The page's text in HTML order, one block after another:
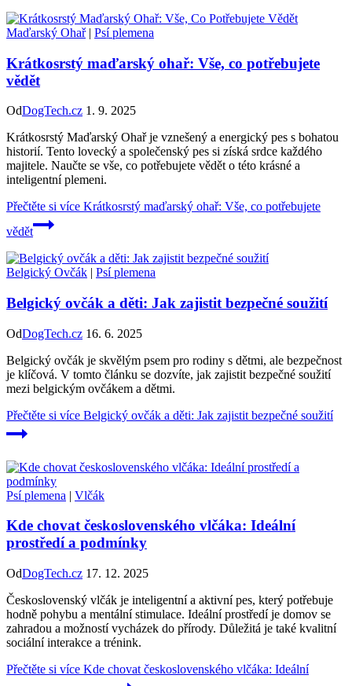
Maďarský Ohař| Psí plemena
Krátkosrstý maďarský ohař: Vše, co potřebujete
vědět
OdDogTech.cz 1. 9. 2025
Krátkosrstý Maďarský Ohař je vznešený a energický pes s bohatou
historií. Tento lovecký a společenský pes si získá srdce každého
majitele. Naučte se vše, co potřebujete vědět o této krásné a
inteligentní plemeni.
Přečtěte si více Krátkosrstý maďarský ohař: Vše, co potřebujete
vědět
Belgický Ovčák | Psí plemena
Belgický ovčák a děti: Jak zajistit bezpečné soužití
OdDogTech.cz 16. 6. 2025
Belgický ovčák je skvělým psem pro rodiny s dětmi, ale bezpečnost
je klíčová. V tomto článku se dozvíte, jak zajistit bezpečné soužití
mezi belgickým ovčákem a dětmi.
Přečtěte si více Belgický ovčák a děti: Jak zajistit bezpečné soužití
Psí plemena | Vlčák
Kde chovat československého vlčáka: Ideální
prostředí a podmínky
OdDogTech.cz 17. 12. 2025
Československý vlčák je inteligentní a aktivní pes, který potřebuje
hodně pohybu a mentální stimulace. Ideální prostředí je domov se
zahradou a možností vycházek do přírody. Důležitá je také kvalitní
sociální interakce a trénink.
Přečtěte si více Kde chovat československého vlčáka: Ideální